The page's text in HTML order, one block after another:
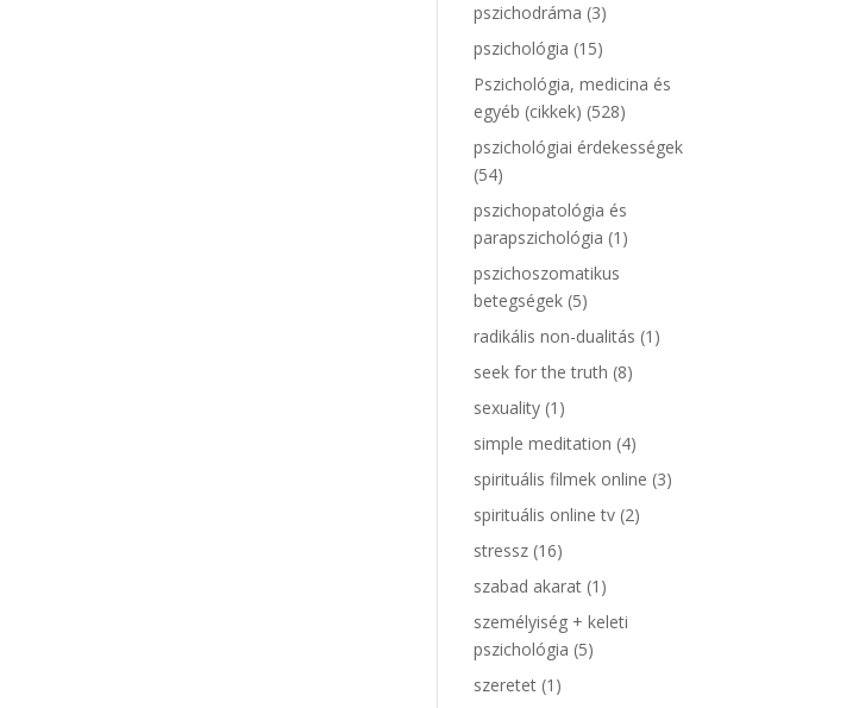
pszichodráma (3)
pszichológia (15)
Pszichológia, medicina és
egyéb (cikkek) (528)
pszichológiai érdekességek
(54)
pszichopatológia és
parapszichológia (1)
pszichoszomatikus
betegségek (5)
radikális non-dualitás (1)
seek for the truth (8)
sexuality (1)
simple meditation (4)
spirituális filmek online (3)
spirituális online tv (2)
stressz (16)
szabad akarat (1)
személyiség + keleti
pszichológia (5)
szeretet (1)